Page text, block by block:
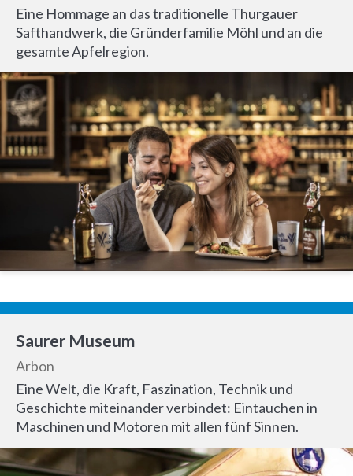
Eine Hommage an das traditionelle Thurgauer
Safthandwerk, die Gründerfamilie Möhl und an die
gesamte Apfelregion.
Saurer Museum
Arbon
Eine Welt, die Kraft, Faszination, Technik und
Geschichte miteinander verbindet: Eintauchen in
Maschinen und Motoren mit allen fünf Sinnen.